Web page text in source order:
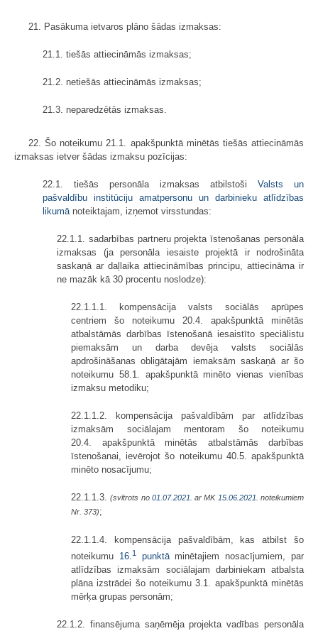
21. Pasākuma ietvaros plāno šādas izmaksas:
21.1. tiešās attiecināmās izmaksas;
21.2. netiešās attiecināmās izmaksas;
21.3. neparedzētās izmaksas.
22. Šo noteikumu 21.1. apakšpunktā minētās tiešās attiecināmās
izmaksas ietver šādas izmaksu pozīcijas:
22.1. tiešās personāla izmaksas atbilstoši Valsts un
pašvaldību institūciju amatpersonu un darbinieku atlīdzības
likumā noteiktajam, izņemot virsstundas:
22.1.1. sadarbības partneru projekta īstenošanas personāla
izmaksas (ja personāla iesaiste projektā ir nodrošināta
saskaņā ar daļlaika attiecināmības principu, attiecināma ir
ne mazāk kā 30 procentu noslodze):
22.1.1.1. kompensācija valsts sociālās aprūpes
centriem šo noteikumu 20.4. apakšpunktā minētās
atbalstāmās darbības īstenošanā iesaistīto speciālistu
piemaksām un darba devēja valsts sociālās
apdrošināšanas obligātajām iemaksām saskaņā ar šo
noteikumu 58.1. apakšpunktā minēto vienas vienības
izmaksu metodiku;
22.1.1.2. kompensācija pašvaldībām par atlīdzības
izmaksām sociālajam mentoram šo noteikumu
20.4. apakšpunktā minētās atbalstāmās darbības
īstenošanai, ievērojot šo noteikumu 40.5. apakšpunktā
minēto nosacījumu;
22.1.1.3.(svītrots no 01.07.2021. ar MK 15.06.2021. noteikumiem
Nr. 373);
22.1.1.4. kompensācija pašvaldībām, kas atbilst šo
noteikumu 16. 1punktāminētajiem nosacījumiem, par
atlīdzības izmaksām sociālajam darbiniekam atbalsta
plāna izstrādei šo noteikumu 3.1. apakšpunktā minētās
mērķa grupas personām;
22.1.2. finansējuma saņēmēja projekta vadības personāla